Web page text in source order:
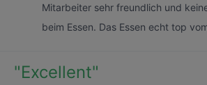
Mitarbeiter sehr freundlich und
beim Essen. Das Essen echt top
"Excellent"